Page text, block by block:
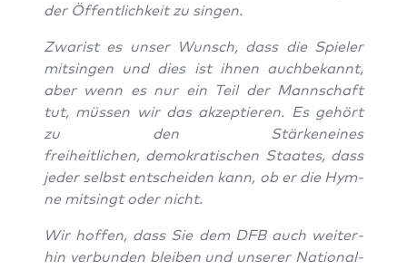
der Öffent­lich­keit zu singen.
Zwarist es unser Wunsch, dass die Spie­ler
mit­sin­gen und dies ist ihnen auchbekannt,
aber wenn es nur ein Teil der Mann­schaft
tut, müs­sen wir das akzep­tie­ren. Es gehört
zu den Stär­keneines
frei­heit­li­chen, demo­kra­ti­schen Staa­tes, dass
jeder selbst ent­schei­den kann, ob er die Hym­
ne mit­singt oder nicht.
Wir hof­fen, dass Sie dem DFB auch wei­ter­
hin ver­bun­den blei­ben und unse­rer Natio­nal­